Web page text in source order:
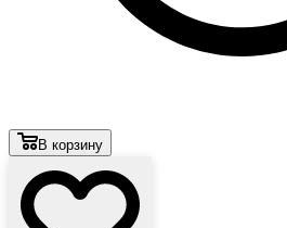
В корзину